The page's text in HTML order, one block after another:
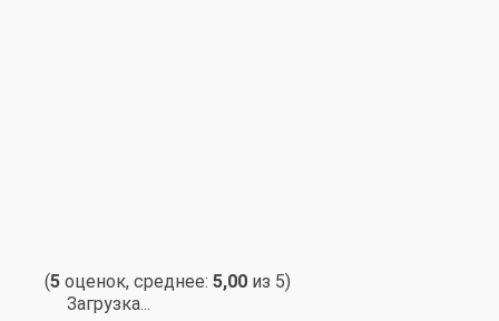
(5 оценок, среднее: 5,00 из 5)
Загрузка...